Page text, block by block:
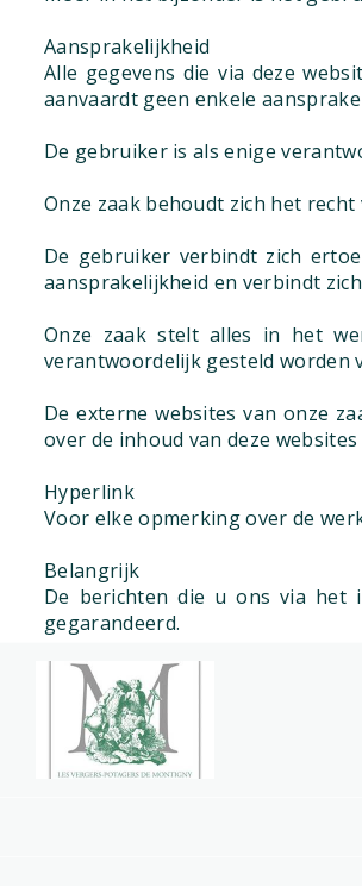
Aansprakelijkheid
Alle gegevens die via deze
aanvaardt geen enkele
De gebruiker is als enige
Onze zaak behoudt zich het
De gebruiker verbindt zich
aansprakelijkheid en verbindt
Onze zaak stelt alles in het
verantwoordelijk gesteld worden
De externe websites van onze
over de inhoud van deze
Hyperlink
Voor elke opmerking over de
Belangrijk
De berichten die u ons via het
gegarandeerd.